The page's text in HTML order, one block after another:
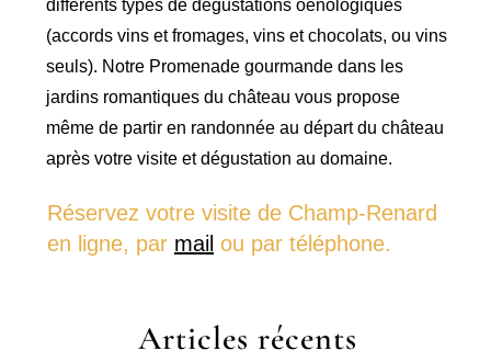
différents types de dégustations oenologiques
(accords vins et fromages, vins et chocolats, ou vins
seuls). Notre Promenade gourmande dans les
jardins romantiques du château vous propose
même de partir en randonnée au départ du château
après votre visite et dégustation au domaine.
Réservez votre visite de Champ-Renard
en ligne, par mail ou par téléphone.
Articles récents